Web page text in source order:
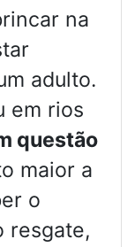
na
adulto.
em rios
questão
maior a
o
resgate,